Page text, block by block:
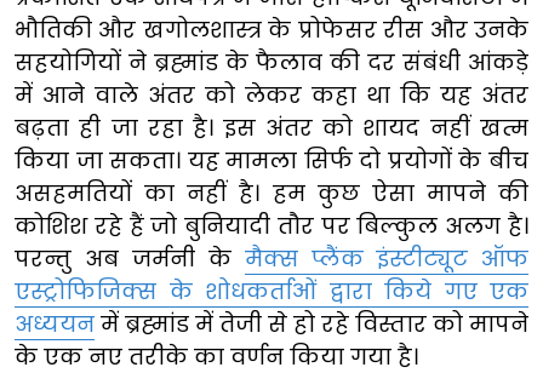
भौतिकी और खगोलशास्त्र के प्रोफेसर रीस और उनके
सहयोगियों ने ब्रह्मांड के फैलाव की दर संबंधी आंकड़े
में आने वाले अंतर को लेकर कहा था कि यह अंतर
बढ़ता ही जा रहा है। इस अंतर को शायद नहीं खत्म
किया जा सकता। यह मामला सिर्फ दो प्रयोगों के बीच
असहमतियों का नहीं है। हम कुछ ऐसा मापने की
कोशिश रहे हैं जो बुनियादी तौर पर बिल्कुल अलग है।
परन्तु अब जर्मनी के मैक्स प्लैंक इंस्टीट्यूट ऑफ
एस्ट्रोफिजिक्स के शोधकर्ताओं द्वारा किये गए एक
अध्ययन में ब्रह्मांड में तेजी से हो रहे विस्तार को मापने
के एक नए तरीके का वर्णन किया गया है।